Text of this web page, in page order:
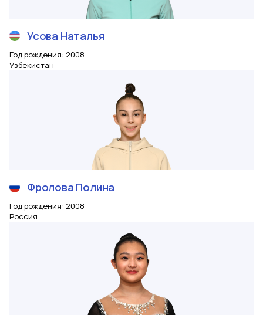
Усова Наталья
Год рождения: 2008
Узбекистан
Фролова Полина
Год рождения: 2008
Россия